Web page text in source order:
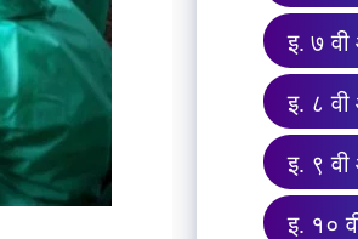
इ. ७
इ. ८
इ. ९
इ. १०